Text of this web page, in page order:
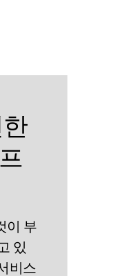
이 부
있
비스